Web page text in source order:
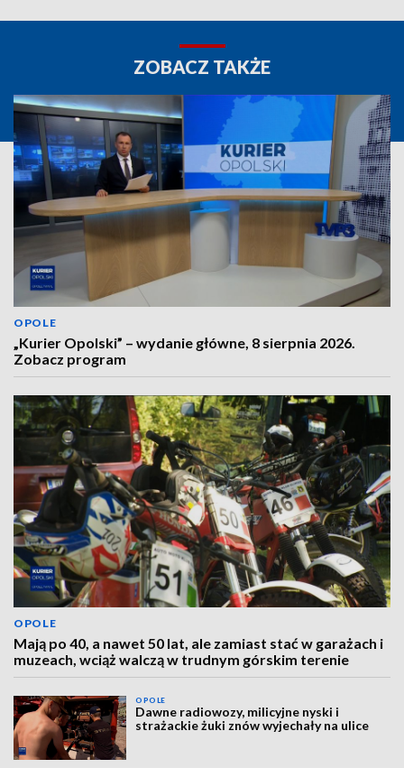
ZOBACZ TAKŻE
OPOLE
„Kurier Opolski” – wydanie główne, 8 sierpnia 2026.
Zobacz program
OPOLE
Mają po 40, a nawet 50 lat, ale zamiast stać w garażach i
muzeach, wciąż walczą w trudnym górskim terenie
OPOLE
Dawne radiowozy, milicyjne nyski i
strażackie żuki znów wyjechały na ulice